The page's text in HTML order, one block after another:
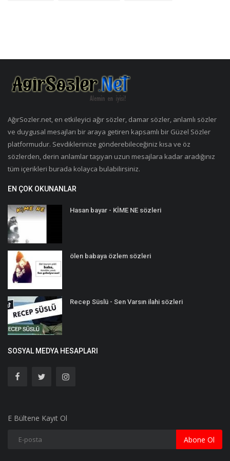
AğırSozler.net, en etkileyici ağır sözler, damar sözler, anlamlı sözler
ve duygusal mesajları bir araya getiren kapsamlı bir Güzel Sözler
platformudur. Sevdiklerinize gönderebileceğiniz kısa ve öz
sözlerden, derin anlamlar taşıyan uzun mesajlara kadar aradığınız
tüm içerikleri burada kolayca bulabilirsiniz.
EN ÇOK OKUNANLAR
Hasan bayar - KİME NE sözleri
ölen babaya özlem sözleri
Recep Süslü - Sen Varsın ilahi sözleri
SOSYAL MEDYA HESAPLARI
E Bültene Kayıt Ol
Abone Ol